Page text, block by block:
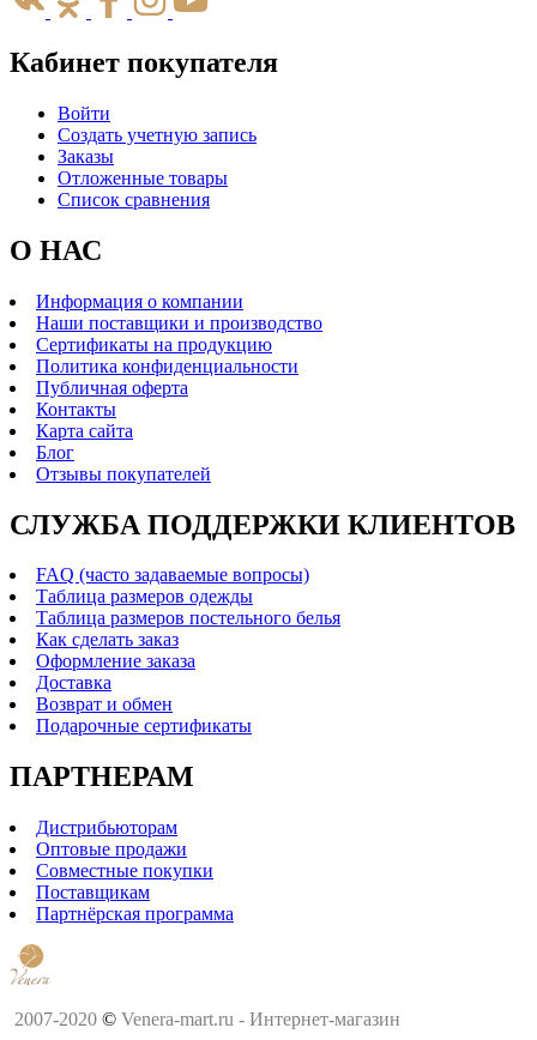
Кабинет покупателя
Войти
Создать учетную запись
Заказы
Отложенные товары
Список сравнения
О НАС
Информация о компании
Наши поставщики и производство
Сертификаты на продукцию
Политика конфиденциальности
Публичная оферта
Контакты
Карта сайта
Блог
Отзывы покупателей
СЛУЖБА ПОДДЕРЖКИ КЛИЕНТОВ
FAQ (часто задаваемые вопросы)
Таблица размеров одежды
Таблица размеров постельного белья
Как сделать заказ
Оформление заказа
Доставка
Возврат и обмен
Подарочные сертификаты
ПАРТНЕРАМ
Дистрибьюторам
Оптовые продажи
Совместные покупки
Поставщикам
Партнёрская программа
2007-2020 © Venera-mart.ru - Интернет-магазин